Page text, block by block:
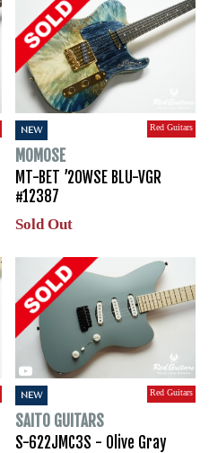
NEW Red Guitars
MOMOSE
MT-BET ’20WSE BLU-VGR
#12387
Sold Out
NEW Red Guitars
SAITO GUITARS
S-622JMC3S - Olive Gray